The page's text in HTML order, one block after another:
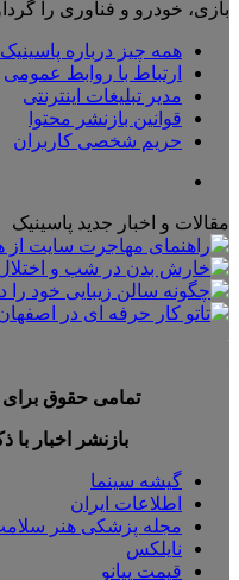
بازی، خودرو و فناوری را
همه چیز درباره پاسینیک
ارتباط با روابط عمومی
مدیر تبلیغات اینترنتی
قوانین بازنشر محتوا
حریم شخصی کاربران
مقالات و اخبار جدید پاسینیک
تمامی حقوق
بازنشر اخبار با
گیشه سینما
اطلاعات ایران
مجله پزشکی هنر
نایلکس
قیمت پیانو